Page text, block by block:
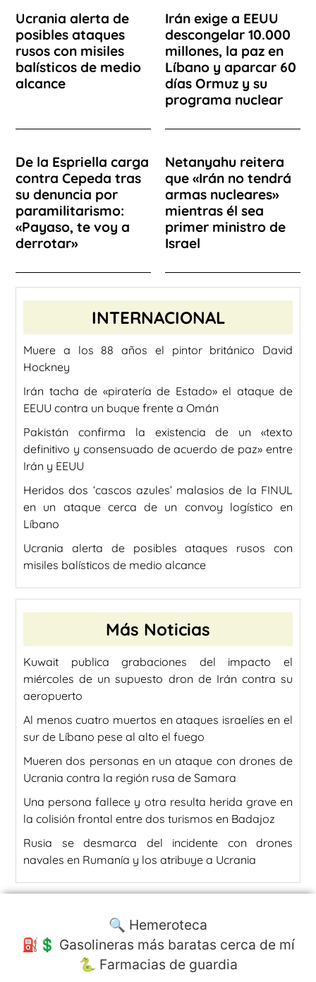
Ucrania alerta de
posibles ataques
rusos con misiles
balísticos de medio
alcance
Irán exige a EEUU
descongelar 10.000
millones, la paz en
Líbano y aparcar 60
días Ormuz y su
programa nuclear
De la Espriella carga
contra Cepeda tras
su denuncia por
paramilitarismo:
«Payaso, te voy a
derrotar»
Netanyahu reitera
que «Irán no tendrá
armas nucleares»
mientras él sea
primer ministro de
Israel
INTERNACIONAL
Muere a los 88 años el pintor británico David
Hockney
Irán tacha de «piratería de Estado» el ataque de
EEUU contra un buque frente a Omán
Pakistán confirma la existencia de un «texto
definitivo y consensuado de acuerdo de paz» entre
Irán y EEUU
Heridos dos ‘cascos azules’ malasios de la FINUL
en un ataque cerca de un convoy logístico en
Líbano
Ucrania alerta de posibles ataques rusos con
misiles balísticos de medio alcance
Más Noticias
Kuwait publica grabaciones del impacto el
miércoles de un supuesto dron de Irán contra su
aeropuerto
Al menos cuatro muertos en ataques israelíes en el
sur de Líbano pese al alto el fuego
Mueren dos personas en un ataque con drones de
Ucrania contra la región rusa de Samara
Una persona fallece y otra resulta herida grave en
la colisión frontal entre dos turismos en Badajoz
Rusia se desmarca del incidente con drones
navales en Rumanía y los atribuye a Ucrania
🔍 Hemeroteca
⛽️💲 Gasolineras más baratas cerca de mí
🐍 Farmacias de guardia